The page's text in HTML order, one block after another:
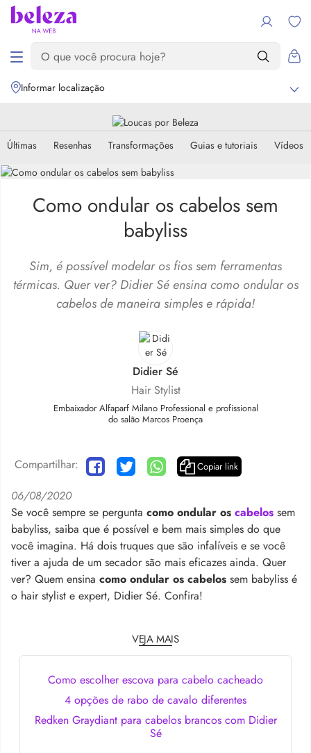
Informar localização
Últimas Resenhas Transformações Guias e tutoriais Vídeos
Como ondular os cabelos sem
babyliss
Sim, é possível modelar os fios sem ferramentas
térmicas. Quer ver? Didier Sé ensina como ondular os
cabelos de maneira simples e rápida!
Didier Sé
Hair Stylist
Embaixador Alfaparf Milano Professional e profissional
do salão Marcos Proença
Compartilhar: Copiar link
06/08/2020
Se você sempre se pergunta como ondular os cabelos sem
babyliss, saiba que é possível e bem mais simples do que
você imagina. Há dois truques que são infalíveis e se você
tiver a ajuda de um secador são mais eficazes ainda. Quer
ver? Quem ensina como ondular os cabelos sem babyliss é
o hair stylist e expert, Didier Sé. Confira!
VEJA MAIS
Como escolher escova para cabelo cacheado
4 opções de rabo de cavalo diferentes
Redken Graydiant para cabelos brancos com Didier
Sé